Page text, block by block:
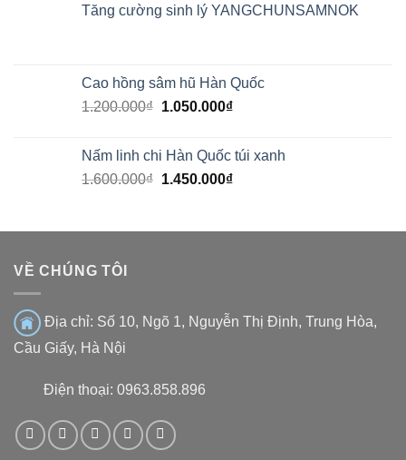
Tăng cường sinh lý YANGCHUNSAMNOK
Cao hồng sâm hũ Hàn Quốc
1.200.000₫ 1.050.000₫
Nấm linh chi Hàn Quốc túi xanh
1.600.000₫ 1.450.000₫
VỀ CHÚNG TÔI
Địa chỉ: Số 10, Ngõ 1, Nguyễn Thị Định, Trung Hòa,
Cầu Giấy, Hà Nội
Điện thoại: 0963.858.896